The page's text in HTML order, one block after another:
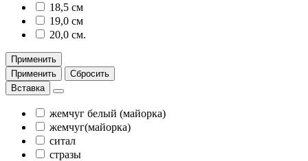
18,5 см
19,0 см
20,0 см.
Применить
Применить
Сбросить
Вставка
жемчуг белый (майорка)
жемчуг(майорка)
ситал
стразы